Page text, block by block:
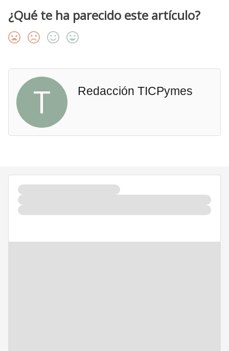
¿Qué te ha parecido este artículo?
T Redacción TICPymes